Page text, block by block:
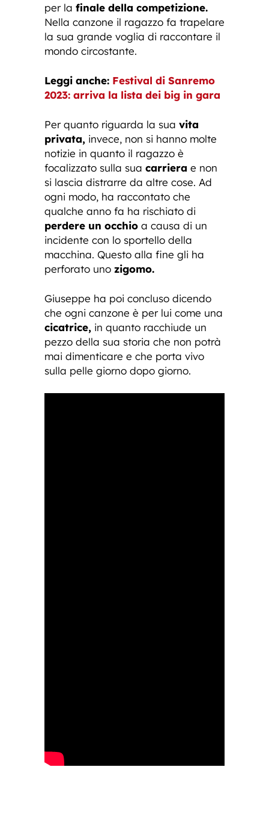
per la finale della competizione.
Nella canzone il ragazzo fa trapelare
la sua grande voglia di raccontare il
mondo circostante.
Leggi anche: Festival di Sanremo
2023: arriva la lista dei big in gara
Per quanto riguarda la sua vita
privata, invece, non si hanno molte
notizie in quanto il ragazzo è
focalizzato sulla sua carriera e non
si lascia distrarre da altre cose. Ad
ogni modo, ha raccontato che
qualche anno fa ha rischiato di
perdere un occhio a causa di un
incidente con lo sportello della
macchina. Questo alla fine gli ha
perforato uno zigomo.
Giuseppe ha poi concluso dicendo
che ogni canzone è per lui come una
cicatrice, in quanto racchiude un
pezzo della sua storia che non potrà
mai dimenticare e che porta vivo
sulla pelle giorno dopo giorno.